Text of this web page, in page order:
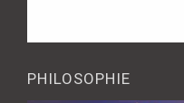
PHILOSOPHIE